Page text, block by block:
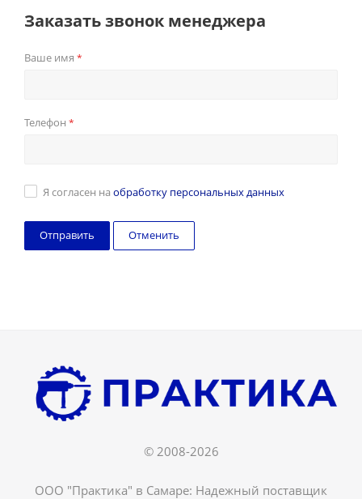
Заказать звонок менеджера
Ваше имя *
Телефон *
Я согласен на обработку персональных данных
Отменить
© 2008-2026
ООО "Практика" в Самаре: Надежный поставщик